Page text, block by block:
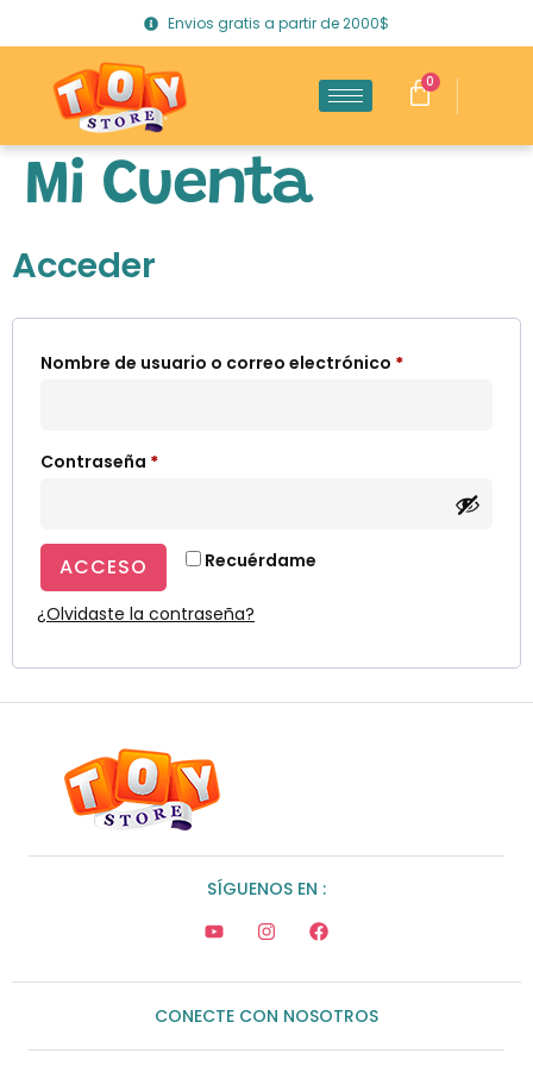
Envios gratis a partir de 2000$
0
Mi Cuenta
Acceder
Nombre de usuario o correo electrónico *
Contraseña *
Recuérdame
ACCESO
¿Olvidaste la contraseña?
SÍGUENOS EN :
CONECTE CON NOSOTROS